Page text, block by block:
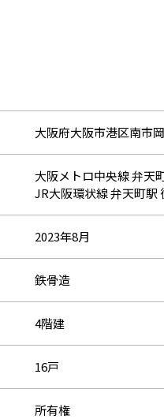
大阪府大阪市港区南市
大阪メトロ中央線 弁天
JR大阪環状線 弁天町駅
2023年8月
鉄骨造
4階建
16戸
所有権